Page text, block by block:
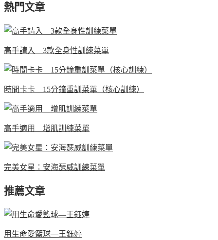
熱門文章
高手請入 3款全身性訓練菜單
時間卡卡 15分鐘重訓菜單（核心訓練）
高手適用 增肌訓練菜單
完美女星：安海瑟威訓練菜單
推薦文章
用生命愛籃球—王鈺婷